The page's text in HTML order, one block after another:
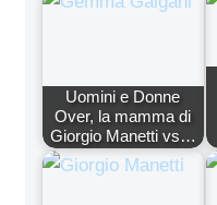
Uomini e Donne
Over, la mamma di
Giorgio Manetti vs…